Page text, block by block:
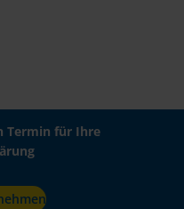
Termin für Ihre